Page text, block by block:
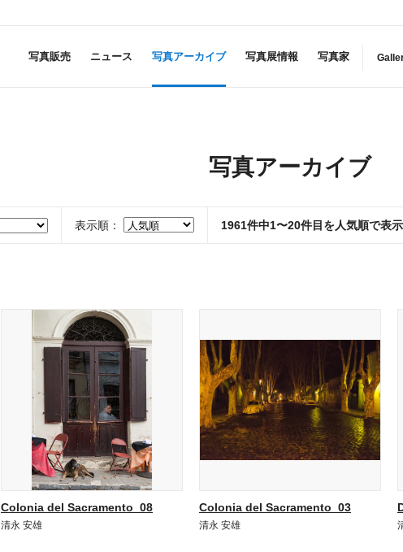
写真販売 ニュース 写真アーカイブ 写真展情報 写真家
写真アーカイブ
表示順： 1961件中1〜20件目を人気順で表
Colonia del Sacramento_08
清永 安雄
Colonia del Sacramento_03
清永 安雄